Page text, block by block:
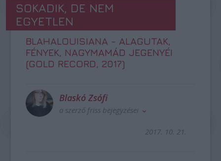
SOKADIK, DE NEM
EGYETLEN
BLAHALOUISIANA - ALAGUTAK,
FÉNYEK, NAGYMAMÁD JEGENYÉI
(GOLD RECORD, 2017)
Blaskó Zsófi
a szerző friss bejegyzései
2017. 10. 21.